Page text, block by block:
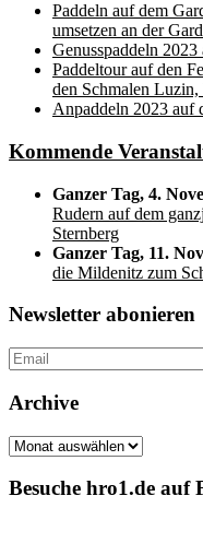
Paddeln auf dem
umsetzen an der
Genusspaddeln
Paddeltour auf den
den Schmalen
Anpaddeln 2023 auf
Kommende
Ganzer Tag, 4.
Rudern auf dem
Sternberg
Ganzer Tag, 11.
die Mildenitz zum
Newsletter abonieren
Archive
Archive
Besuche hro1.de auf